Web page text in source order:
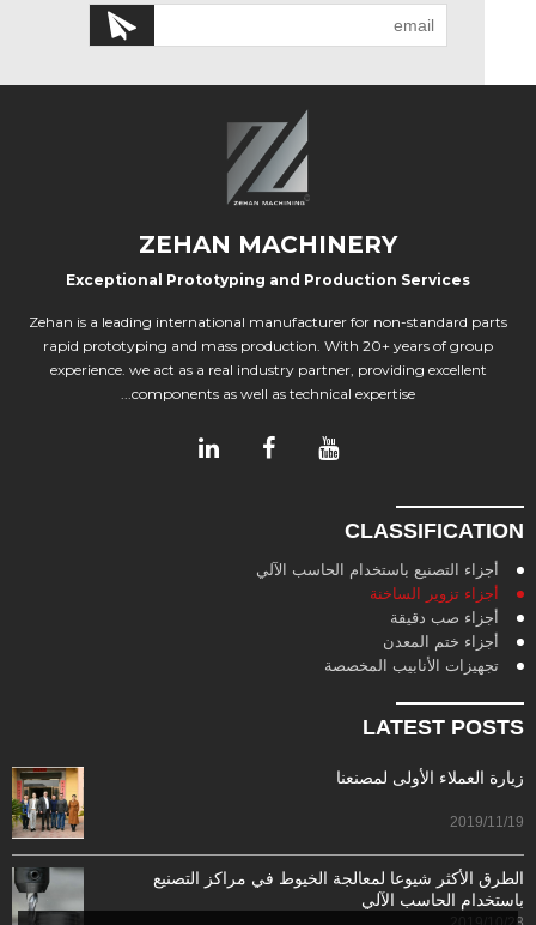
ZEHAN MACHINERY
Exceptional Prototyping and Production Services
Zehan is a leading international manufacturer for non-standard parts
rapid prototyping and mass production. With 20+ years of group
experience. we act as a real industry partner, providing excellent
components as well as technical expertise...
CLASSIFICATION
أجزاء التصنيع باستخدام الحاسب الآلي
أجزاء تزوير الساخنة
أجزاء صب دقيقة
أجزاء ختم المعدن
تجهيزات الأنابيب المخصصة
LATEST POSTS
زيارة العملاء الأولى لمصنعنا
2019/11/19
الطرق الأكثر شيوعا لمعالجة الخيوط في مراكز التصنيع
باستخدام الحاسب الآلي